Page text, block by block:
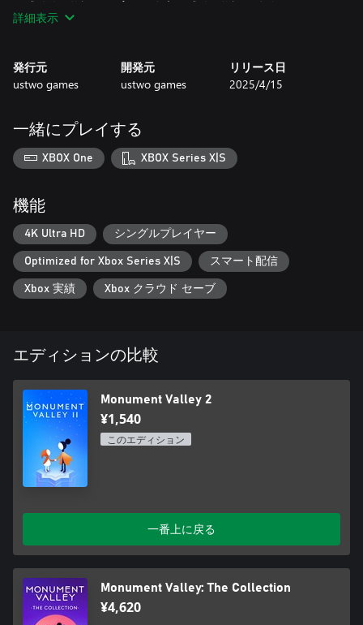
―感動的な物語： 子育てと自立の感動の物語を体験しよう
らのインスピレーション。
―完結する旅路：すべての章が収録されており、最も満足のい
く体験ができます。
「Monument Valley」の感動的な続編で、ローとその子供とと
もにMonument Valley 2の魅力を発見しよう。
ustwoゲームズは、受賞歴のある「Monument Valley」シリー
ズ、「Land’s End」、「Assemble with Care」、「Alba: A
Wildlife Adventure」で知られる、自信をもって作品をお届けす
る独立系デベロッパーです。
詳細表示
発行元
ustwo games
開発元
ustwo games
リリース日
2025/4/15
一緒にプレイする
XBOX One XBOX Series X|S
機能
4K Ultra HD シングルプレイヤー
Optimized for Xbox Series X|S スマート配信
Xbox 実績 Xbox クラウド セーブ
エディションの比較
Monument Valley 2
¥1,540
このエディション
一番上に戻る
Monument Valley: The Collection
¥4,620